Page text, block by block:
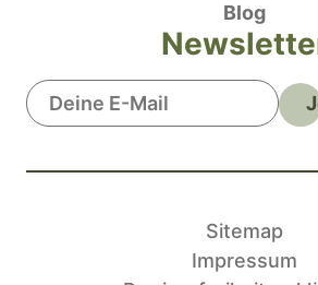
Blog
Sitemap
Impressum